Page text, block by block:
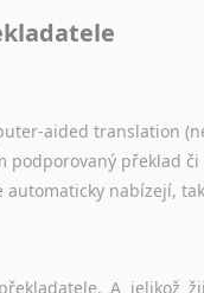
nekomerčního
kteří uvažují o studiu v
i osobní
aided translation
podporovaný překlad
nabízejí,
A jelikož